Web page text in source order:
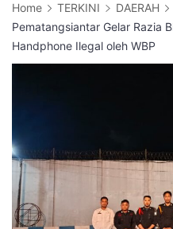
Home TERKINI DAERAH
Pematangsiantar Gelar Razia
Handphone Ilegal oleh WBP